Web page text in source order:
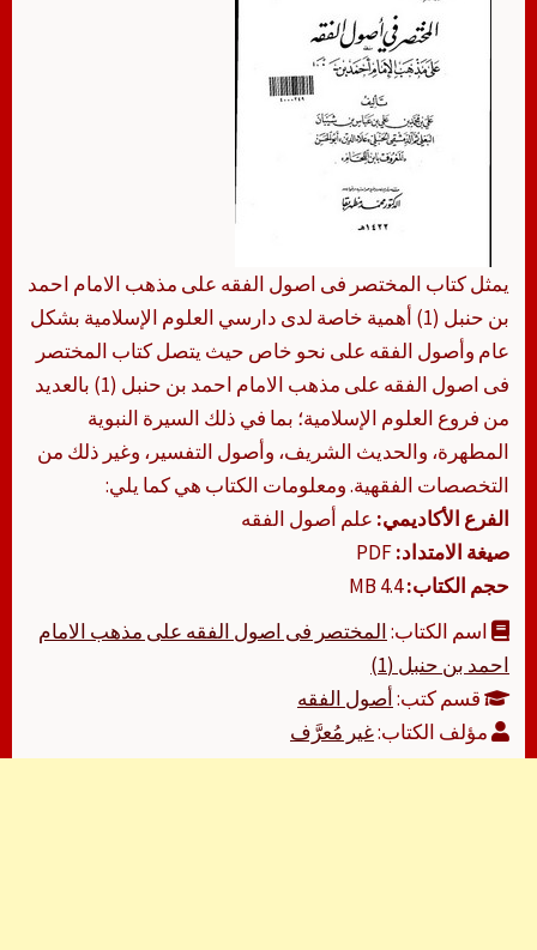
يمثل كتاب المختصر فى اصول الفقه على مذهب الامام احمد
بن حنبل (1) أهمية خاصة لدى دارسي العلوم الإسلامية بشكل
عام وأصول الفقه على نحو خاص حيث يتصل كتاب المختصر
فى اصول الفقه على مذهب الامام احمد بن حنبل (1) بالعديد
من فروع العلوم الإسلامية؛ بما في ذلك السيرة النبوية
المطهرة، والحديث الشريف، وأصول التفسير، وغير ذلك من
التخصصات الفقهية. ومعلومات الكتاب هي كما يلي:
الفرع الأكاديمي: علم أصول الفقه
صيغة الامتداد:
حجم الكتاب:4.4 MB
اسم الكتاب:المختصر فى اصول الفقه على مذهب الامام
احمد بن حنبل (1)
قسم كتب:أصول الفقه
مؤلف الكتاب:غير مُعرَّف